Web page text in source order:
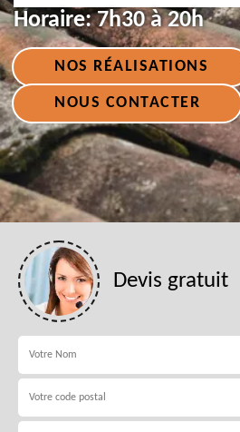
Horaire:7h30 à 20h
NOS RÉALISATIONS
NOUS CONTACTER
Devis gratuit